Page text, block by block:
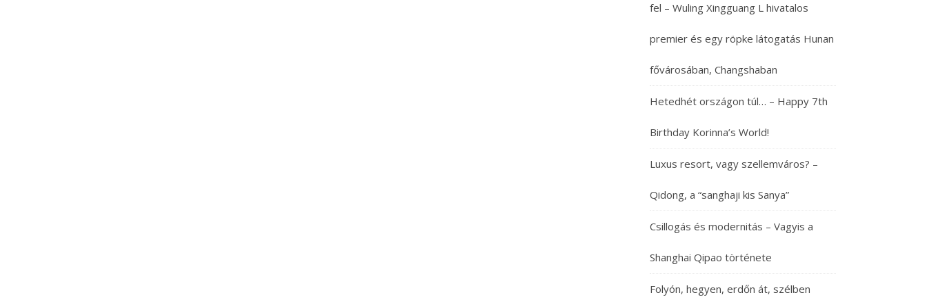
fel – Wuling Xingguang L hivatalos
premier és egy röpke látogatás Hunan
fővárosában, Changshaban
Hetedhét országon túl… – Happy 7th
Birthday Korinna’s World!
Luxus resort, vagy szellemváros? –
Qidong, a “sanghaji kis Sanya”
Csillogás és modernitás – Vagyis a
Shanghai Qipao története
Folyón, hegyen, erdőn át, szélben